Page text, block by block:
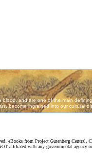
eBooks from Project Gutenberg Central,
affiliated with any governmental agency